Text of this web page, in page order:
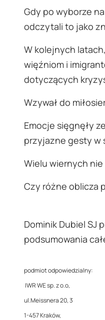
Gdy po wyborze
odczytali to jako
W kolejnych
więźniom i
dotyczących
Wzywał do
Emocje sięgnęły
przyjazne gesty w
Wielu wiernych nie
Czy różne oblicza
Dominik Dubiel SJ
podsumowania
podmiot odpowiedzialny:
IWR WE sp. z o.o,
ul.Meissnera 20, 3
1-457 Kraków,